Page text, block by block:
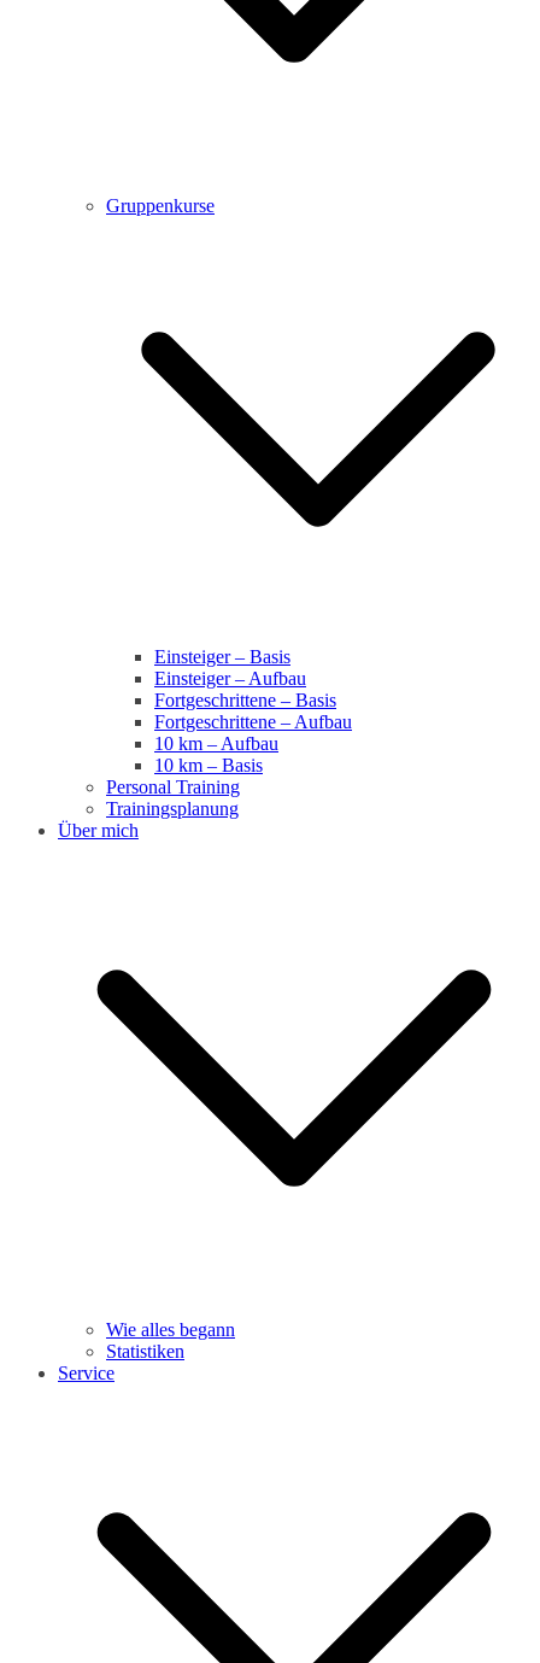
Gruppenkurse
Einsteiger – Basis
Einsteiger – Aufbau
Fortgeschrittene – Basis
Fortgeschrittene – Aufbau
10 km – Aufbau
10 km – Basis
Personal Training
Trainingsplanung
Über mich
Wie alles begann
Statistiken
Service